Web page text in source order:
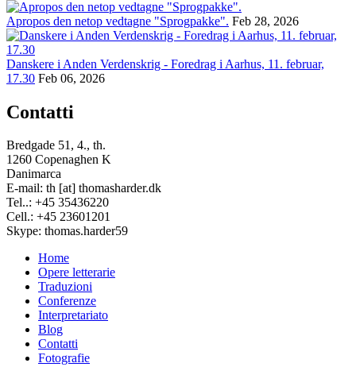
Apropos den netop vedtagne "Sprogpakke". Feb 28, 2026
Danskere i Anden Verdenskrig - Foredrag i Aarhus, 11. februar,
17.30 Feb 06, 2026
Contatti
Bredgade 51, 4., th.
1260 Copenaghen K
Danimarca
E-mail: th [at] thomasharder.dk
Tel..: +45 35436220
Cell.: +45 23601201
Skype: thomas.harder59
Footer
menu
Home
Opere letterarie
Traduzioni
Conferenze
Interpretariato
Blog
Contatti
Fotografie